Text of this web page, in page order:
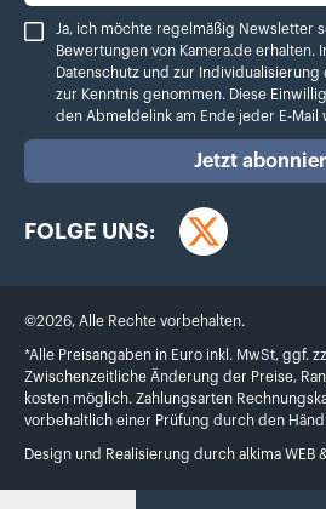
Ja, ich möchte regelmäßig Newsletter
Ja, ich möchte regelmäßig Newsletter
Bewertungen von Kamera.de erhalten.
Datenschutz und zur Individualisierung
zur Kenntnis genommen. Diese
den Abmeldelink am Ende jeder E-
Jetzt
FOLGE UNS:
Twitter
©2026, Alle Rechte vorbehalten.
*Alle Preisangaben in Euro inkl. MwSt, ggf.
Zwischenzeitliche Änderung der Preise,
kosten möglich. Zahlungsarten
vorbehaltlich einer Prüfung durch den
Design und Realisierung durch alkima WEB